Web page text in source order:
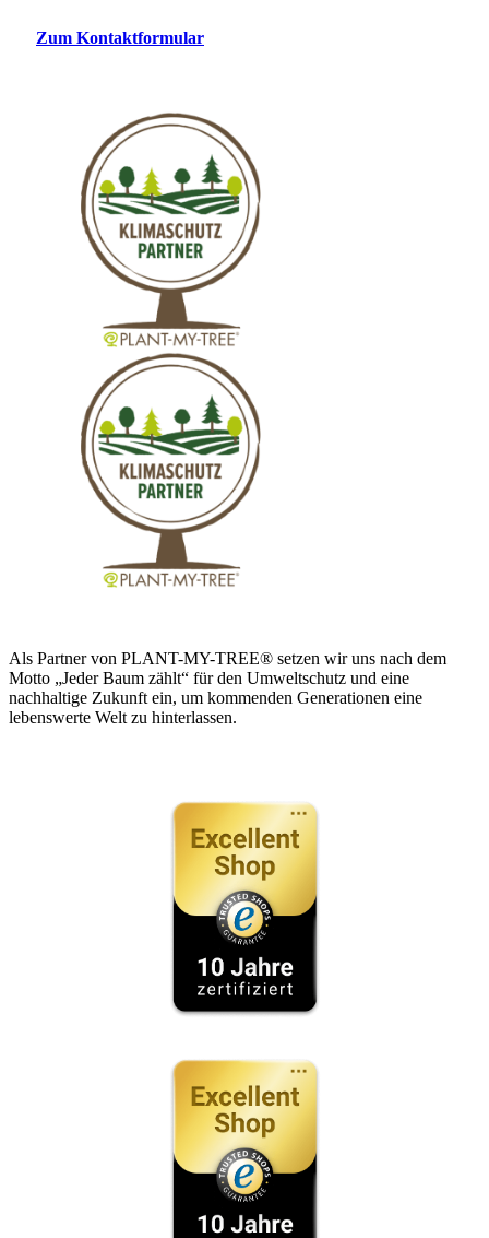
Zum Kontaktformular
Als Partner von PLANT-MY-TREE® setzen wir uns nach dem
Motto „Jeder Baum zählt“ für den Umweltschutz und eine
nachhaltige Zukunft ein, um kommenden Generationen eine
lebenswerte Welt zu hinterlassen.